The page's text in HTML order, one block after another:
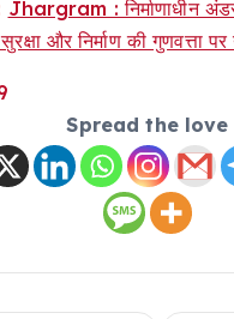
Jhargram : निर्माणाधीन
और निर्माण की गुणवत्ता
Spread the love